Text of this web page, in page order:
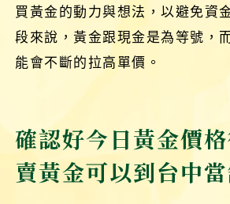
買黃金的動力與想法，以避免資
段來說，黃金跟現金是為等號，
能會不斷的拉高單價。
確認好今日黃金價
賣黃金可以到台中